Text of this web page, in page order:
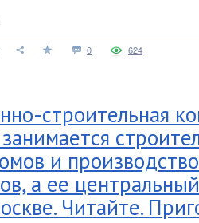
0 624
строительная
и
а ее
Читайте.